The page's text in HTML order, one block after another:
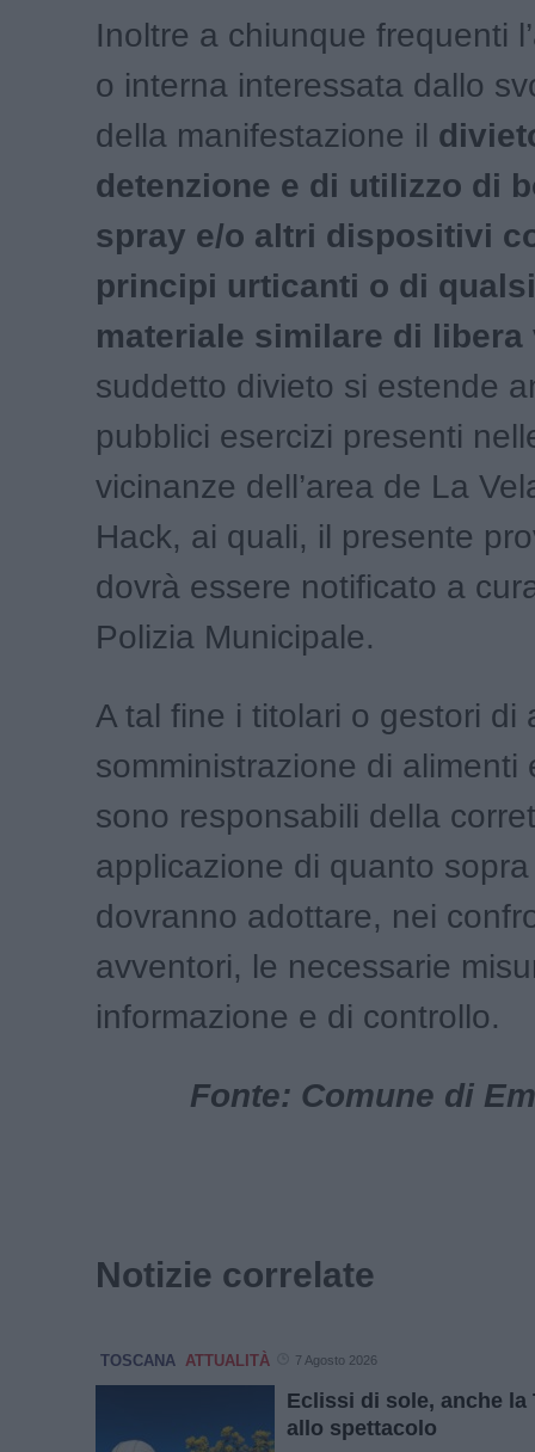
Inoltre a chiunque frequenti
o interna interessata dallo
della manifestazione il
detenzione e di utilizzo di
spray e/o altri dispositivi
principi urticanti o di
materiale similare di libera
suddetto divieto si estende
pubblici esercizi presenti
vicinanze dell’area de La
Hack, ai quali, il presente
dovrà essere notificato a
Polizia Municipale.
A tal fine i titolari o gestori di
somministrazione di alimenti
sono responsabili della
applicazione di quanto
dovranno adottare, nei
avventori, le necessarie
informazione e di controllo.
Fonte: Comune di
Notizie correlate
TOSCANA ATTUALITÀ 7 Agosto 2026
Eclissi di sole, anche la
allo spettacolo